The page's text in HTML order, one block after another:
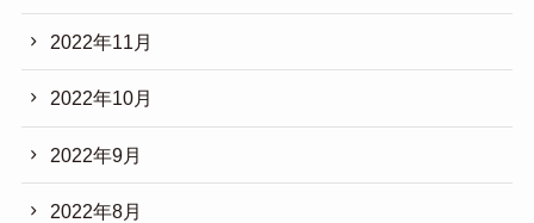
2022年11月
2022年10月
2022年9月
2022年8月